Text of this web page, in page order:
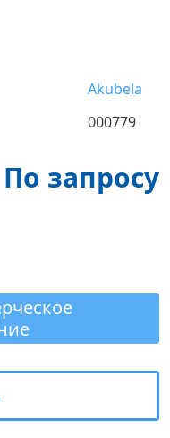
Akubela
000779
По запросу